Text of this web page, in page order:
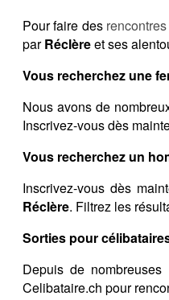
Pour faire des
parRéclèreet ses
Vous recherchez une
Nous avons de
Inscrivez-vous dès
Vous recherchez un
Inscrivez-vous dès
Réclère. Filtrez les
Sorties pour
Depuis de
Celibataire.ch pour